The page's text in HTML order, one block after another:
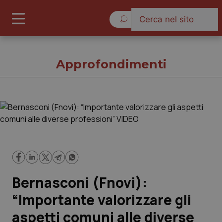
Governo e Parlamento
Regioni e Asl
Lavoro e Professioni
Approfondimenti
Bernasconi (Fnovi):
“Importante valorizzare gli
aspetti comuni alle diverse